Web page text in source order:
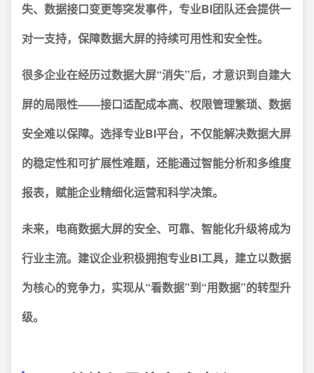
失、数据接口变更等突发事件，专业BI团队还会提供一
对一支持，保障数据大屏的持续可用性和安全性。
很多企业在经历过数据大屏“消失”后，才意识到自建大
屏的局限性——接口适配成本高、权限管理繁琐、数据
安全难以保障。选择专业BI平台，不仅能解决数据大屏
的稳定性和可扩展性难题，还能通过智能分析和多维度
报表，赋能企业精细化运营和科学决策。
未来，电商数据大屏的安全、可靠、智能化升级将成为
行业主流。 建议企业积极拥抱专业BI工具，建立以数据
为核心的竞争力，实现从“看数据”到“用数据”的转型升
级。